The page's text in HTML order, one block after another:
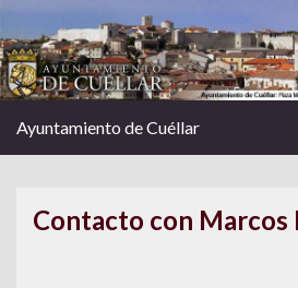
Ayuntamiento de Cuéllar
Contacto con Marcos